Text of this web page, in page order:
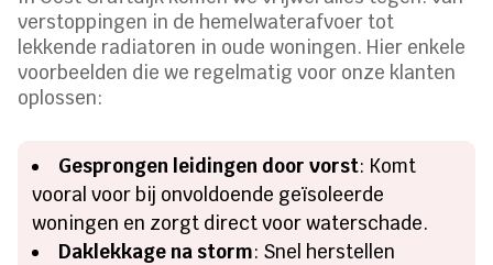
verstoppingen in de hemelwaterafvoer tot
lekkende radiatoren in oude woningen.​ Hier enkele
voorbeelden die we regelmatig voor onze klanten
oplossen:
Gesprongen leidingen door vorst: Komt
vooral voor bij onvoldoende geïsoleerde
woningen en zorgt direct voor waterschade.​
Daklekkage na storm: Snel herstellen